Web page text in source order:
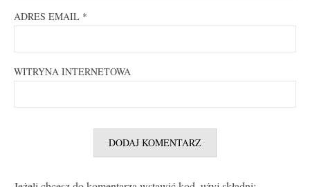
ADRES EMAIL *
WITRYNA INTERNETOWA